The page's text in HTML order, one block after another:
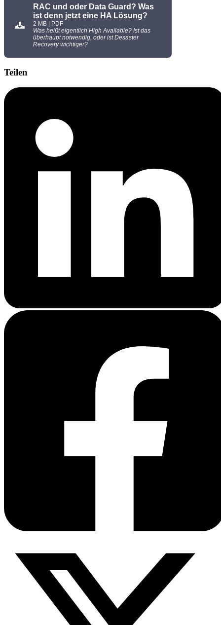
RAC und oder Data Guard? Was
ist denn jetzt eine HA Lösung?
2 MB | PDF
Was heißt eigentlich High Available? Ist das
überhaupt notwendig, oder ist Desaster
Recovery wichtiger?
Teilen